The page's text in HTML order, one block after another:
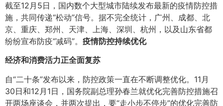
截至12月5日，国内数个大型城市陆续发布最新的疫情防控措
施，共同传递“松动”信号。据不完全统计，广州、成都、北
京、重庆、郑州、天津、上海、深圳、杭州，以及山东省都
纷纷宣布防疫“减码”。 疫情防控持续优化
经济和消费活力正全面复苏
自“二十条”发布以来，防控政策一直在不断调整优化。11月
30日和12月1日，国务院副总理孙春兰就优化完善防控措施召
开两场座谈会，并两次提出，要“走小步不停步”的优化完善防